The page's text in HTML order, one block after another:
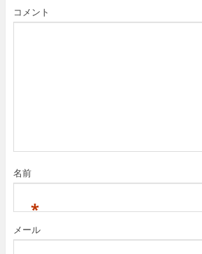
コメント
名前
*
メール